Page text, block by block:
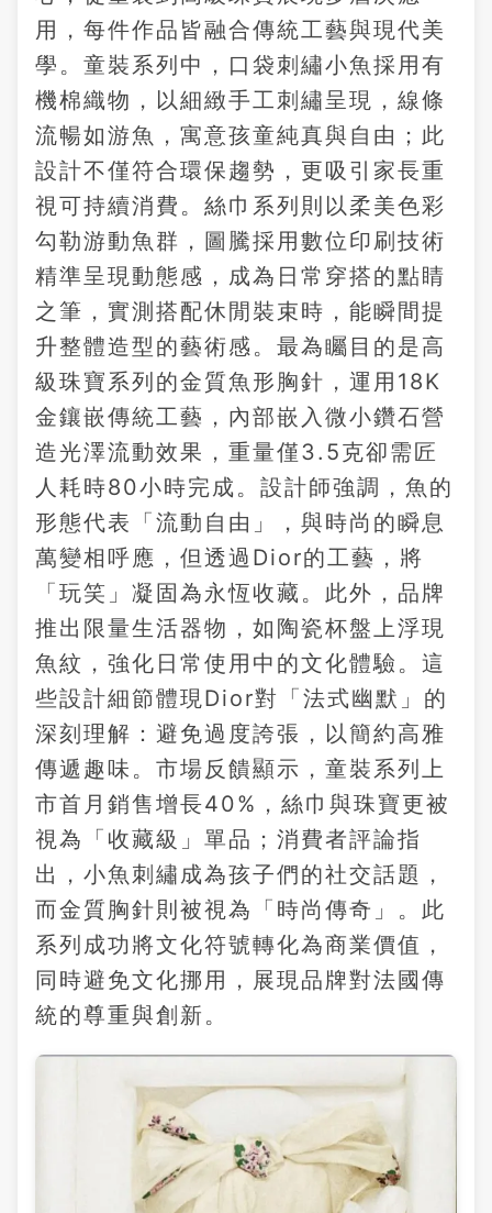
用，每件作品皆融合傳統工藝與現代美
學。童裝系列中，口袋刺繡小魚採用有
機棉織物，以細緻手工刺繡呈現，線條
流暢如游魚，寓意孩童純真與自由；此
設計不僅符合環保趨勢，更吸引家長重
視可持續消費。絲巾系列則以柔美色彩
勾勒游動魚群，圖騰採用數位印刷技術
精準呈現動態感，成為日常穿搭的點睛
之筆，實測搭配休閒裝束時，能瞬間提
升整體造型的藝術感。最為矚目的是高
級珠寶系列的金質魚形胸針，運用18K
金鑲嵌傳統工藝，內部嵌入微小鑽石營
造光澤流動效果，重量僅3.5克卻需匠
人耗時80小時完成。設計師強調，魚的
形態代表「流動自由」，與時尚的瞬息
萬變相呼應，但透過Dior的工藝，將
「玩笑」凝固為永恆收藏。此外，品牌
推出限量生活器物，如陶瓷杯盤上浮現
魚紋，強化日常使用中的文化體驗。這
些設計細節體現Dior對「法式幽默」的
深刻理解：避免過度誇張，以簡約高雅
傳遞趣味。市場反饋顯示，童裝系列上
市首月銷售增長40%，絲巾與珠寶更被
視為「收藏級」單品；消費者評論指
出，小魚刺繡成為孩子們的社交話題，
而金質胸針則被視為「時尚傳奇」。此
系列成功將文化符號轉化為商業價值，
同時避免文化挪用，展現品牌對法國傳
統的尊重與創新。